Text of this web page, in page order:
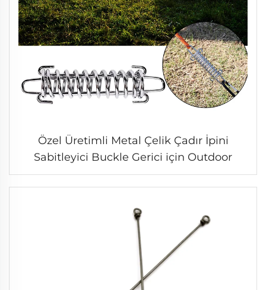
Özel Üretimli Metal Çelik Çadır İpini
Sabitleyici Buckle Gerici için Outdoor